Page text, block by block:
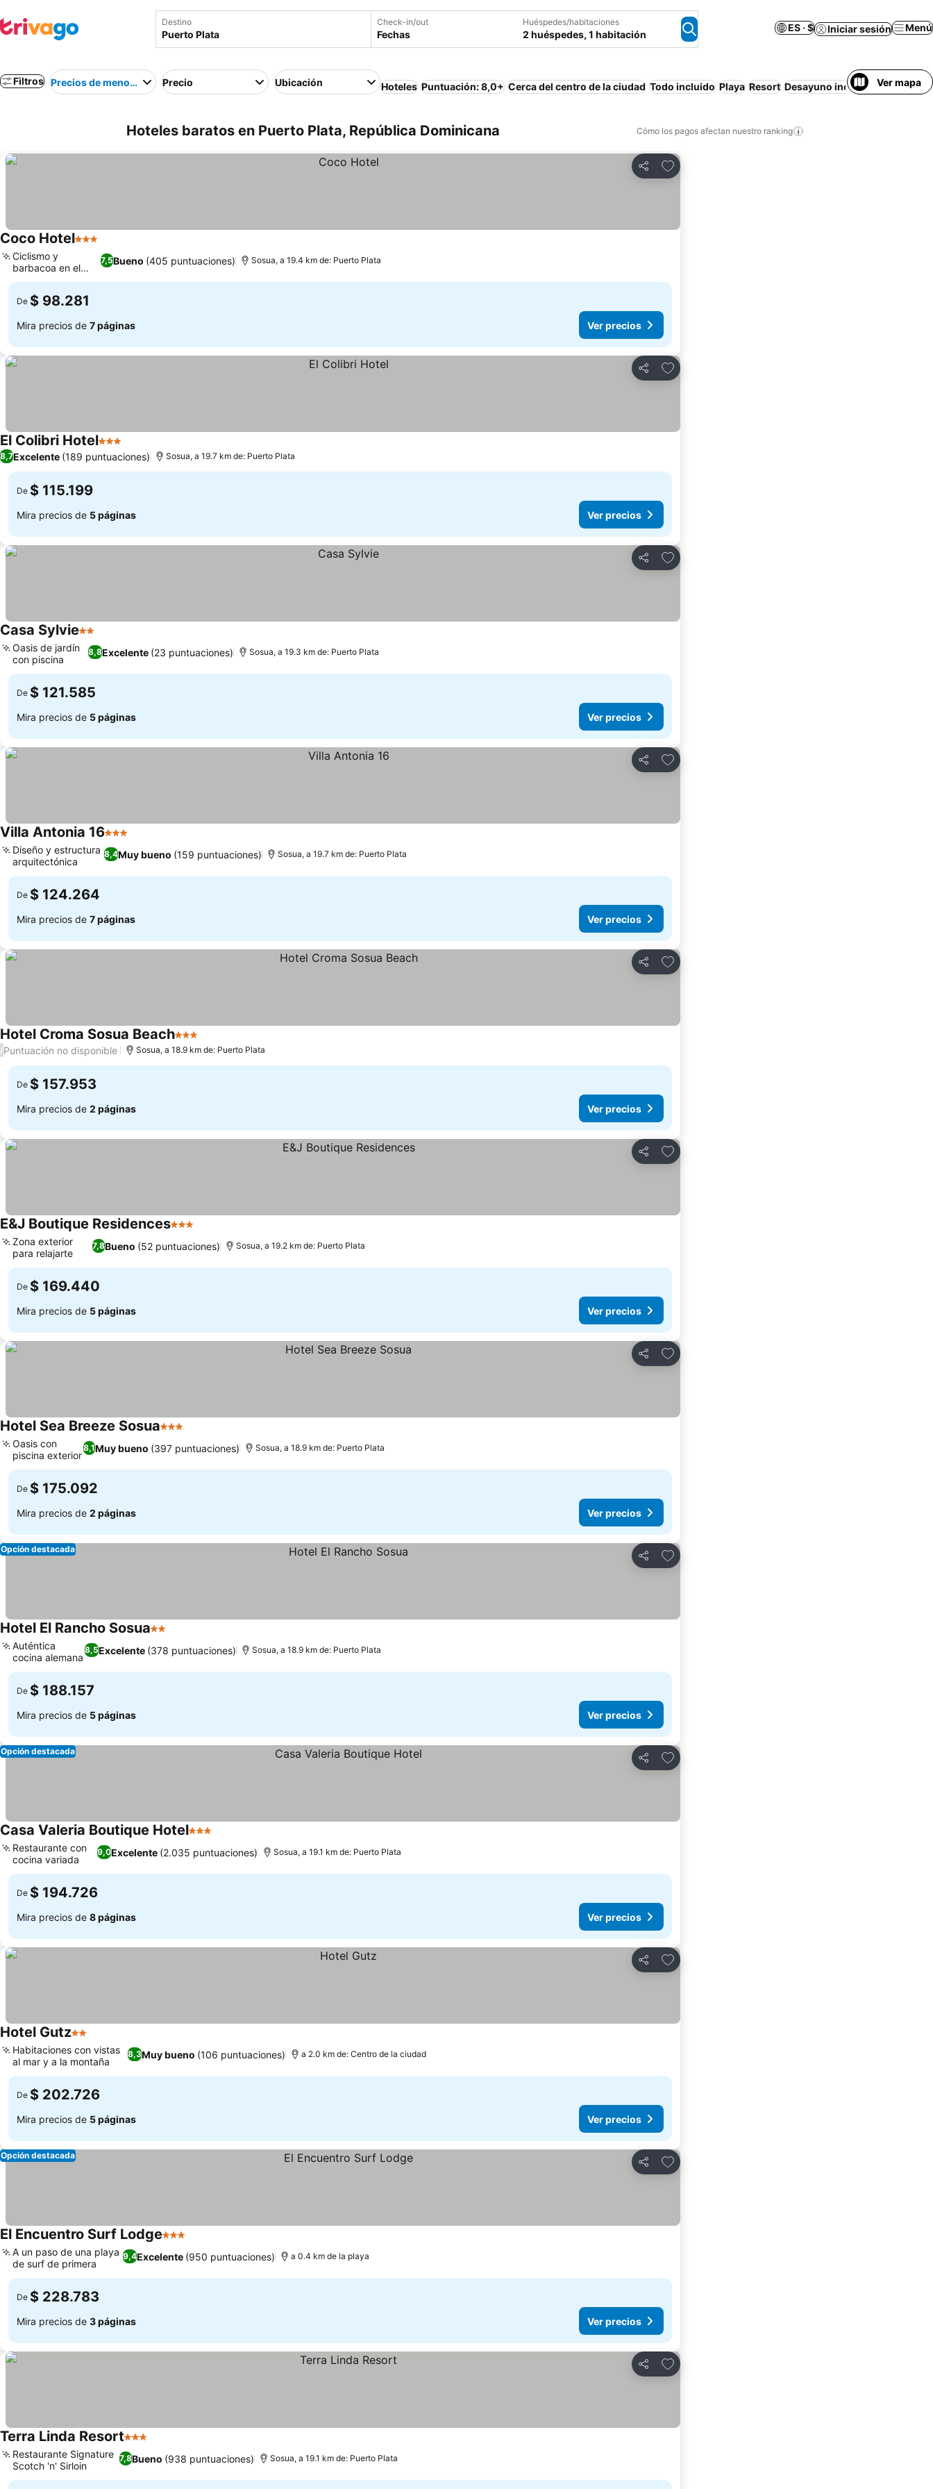
Destino Check-in/out
Fechas
Huéspedes/habitaciones
2 huéspedes, 1 habitación
ES · $ Iniciar sesión Menú
Filtros Precios de menor a mayorPrecio Ubicación Hoteles Puntuación: 8,0+ Cerca del centro de la ciudad Todo incluido Playa Resort Desayuno incluido Piscina
Ver mapa
Hoteles baratos en Puerto Plata, República Dominicana Cómo los pagos afectan nuestro ranking
Compartir
Agregar a favoritos
Coco Hotel3 Estrellas
7,5Bueno (405 puntuaciones)
Ciclismo y
barbacoa en el
hotel
Sosua, a 19.4 km de: Puerto Plata
De $ 98.281
Mira precios de 7 páginas Ver precios
Compartir
Agregar a favoritos
El Colibri Hotel3 Estrellas
8,7Excelente (189 puntuaciones) Sosua, a 19.7 km de: Puerto Plata
De $ 115.199
Mira precios de 5 páginas Ver precios
Compartir
Agregar a favoritos
Casa Sylvie2 Estrellas
8,8Excelente (23 puntuaciones)
Oasis de jardín
con piscina
Sosua, a 19.3 km de: Puerto Plata
De $ 121.585
Mira precios de 5 páginas Ver precios
Compartir
Agregar a favoritos
Villa Antonia 163 Estrellas
8,4Muy bueno (159 puntuaciones)
Diseño y estructura
arquitectónica
Sosua, a 19.7 km de: Puerto Plata
De $ 124.264
Mira precios de 7 páginas Ver precios
Compartir
Agregar a favoritos
Hotel Croma Sosua Beach3 Estrellas
/Puntuación no disponible Sosua, a 18.9 km de: Puerto Plata
De $ 157.953
Mira precios de 2 páginas Ver precios
Compartir
Agregar a favoritos
E&J Boutique Residences3 Estrellas
7,8Bueno (52 puntuaciones)
Zona exterior
para relajarte
Sosua, a 19.2 km de: Puerto Plata
De $ 169.440
Mira precios de 5 páginas Ver precios
Compartir
Agregar a favoritos
Hotel Sea Breeze Sosua3 Estrellas
8,1Muy bueno (397 puntuaciones)
Oasis con
piscina exterior
Sosua, a 18.9 km de: Puerto Plata
De $ 175.092
Mira precios de 2 páginas Ver precios
Compartir
Agregar a favoritos
Opción destacada
Hotel El Rancho Sosua2 Estrellas
8,5Excelente (378 puntuaciones)
Auténtica
cocina alemana
Sosua, a 18.9 km de: Puerto Plata
De $ 188.157
Mira precios de 5 páginas Ver precios
Compartir
Agregar a favoritos
Opción destacada
Casa Valeria Boutique Hotel3 Estrellas
9,0Excelente (2.035 puntuaciones)
Restaurante con
cocina variada
Sosua, a 19.1 km de: Puerto Plata
De $ 194.726
Mira precios de 8 páginas Ver precios
Compartir
Agregar a favoritos
Hotel Gutz2 Estrellas
8,3Muy bueno (106 puntuaciones)
Habitaciones con vistas
al mar y a la montaña
a 2.0 km de: Centro de la ciudad
De $ 202.726
Mira precios de 5 páginas Ver precios
Compartir
Agregar a favoritos
Opción destacada
El Encuentro Surf Lodge3 Estrellas
9,4Excelente (950 puntuaciones)
A un paso de una playa
de surf de primera
a 0.4 km de la playa
De $ 228.783
Mira precios de 3 páginas Ver precios
Compartir
Agregar a favoritos
Terra Linda Resort3 Estrellas
7,8Bueno (938 puntuaciones)
Restaurante Signature
Scotch 'n' Sirloin
Sosua, a 19.1 km de: Puerto Plata